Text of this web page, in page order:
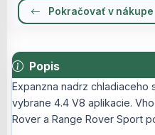
Pokračovať v nákupe
Popis
Expanzna nadrz chladiaceho
vybrane 4.4 V8 aplikacie.
Rover a Range Rover Sport